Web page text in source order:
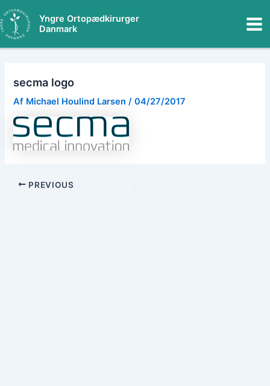
til
indholdet
Yngre Ortopædkirurger
Danmark
secma logo
Af Michael Houlind Larsen/04/27/2017
PREVIOUS